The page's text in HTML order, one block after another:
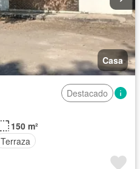
Casa
Destacado
150 m²
Terraza